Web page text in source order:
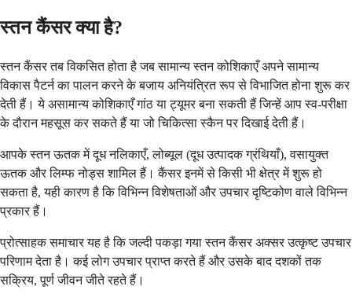
स्तन कैंसर क्या है?
स्तन कैंसर तब विकसित होता है जब सामान्य स्तन कोशिकाएँ अपने सामान्य
विकास पैटर्न का पालन करने के बजाय अनियंत्रित रूप से विभाजित होना शुरू कर
देती हैं। ये असामान्य कोशिकाएँ गांठ या ट्यूमर बना सकती हैं जिन्हें आप स्व-परीक्षा
के दौरान महसूस कर सकते हैं या जो चिकित्सा स्कैन पर दिखाई देती हैं।
आपके स्तन ऊतक में दूध नलिकाएँ, लोब्यूल (दूध उत्पादक ग्रंथियाँ), वसायुक्त
ऊतक और लिम्फ नोड्स शामिल हैं। कैंसर इनमें से किसी भी क्षेत्र में शुरू हो
सकता है, यही कारण है कि विभिन्न विशेषताओं और उपचार दृष्टिकोण वाले विभिन्न
प्रकार हैं।
प्रोत्साहक समाचार यह है कि जल्दी पकड़ा गया स्तन कैंसर अक्सर उत्कृष्ट उपचार
परिणाम देता है। कई लोग उपचार प्राप्त करते हैं और उसके बाद दशकों तक
सक्रिय, पूर्ण जीवन जीते रहते हैं।